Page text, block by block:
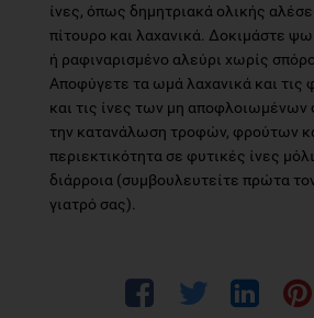
ίνες, όπως δημητριακά ολικής
πίτουρο και λαχανικά. Δοκιμάστε
ή ραφιναρισμένο αλεύρι χωρίς
Αποφύγετε τα ωμά λαχανικά και τις
και τις ίνες των μη αποφλοιωμένων
την κατανάλωση τροφών, φρούτων
περιεκτικότητα σε φυτικές ίνες
διάρροια (συμβουλευτείτε πρώτα
γιατρό σας).